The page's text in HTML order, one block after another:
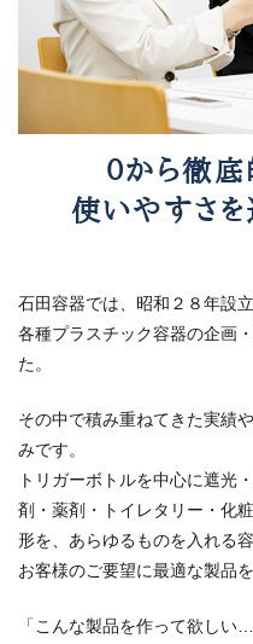
０から徹底
使いやすさを
石田容器では、昭和２８年設
各種プラスチック容器の企画
た。
その中で積み重ねてきた実績
みです。
トリガーボトルを中心に遮光
剤・薬剤・トイレタリー・化
形を、あらゆるものを入れる
お客様のご要望に最適な製品
「こんな製品を作って欲し